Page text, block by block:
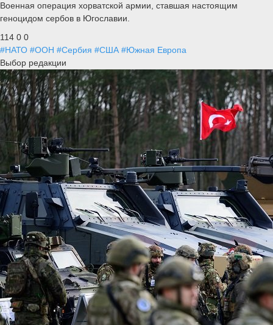
Военная операция хорватской армии, ставшая настоящим
геноцидом сербов в Югославии.
114 0 0
#НАТО #ООН #Сербия #США #Южная Европа
Выбор редакции